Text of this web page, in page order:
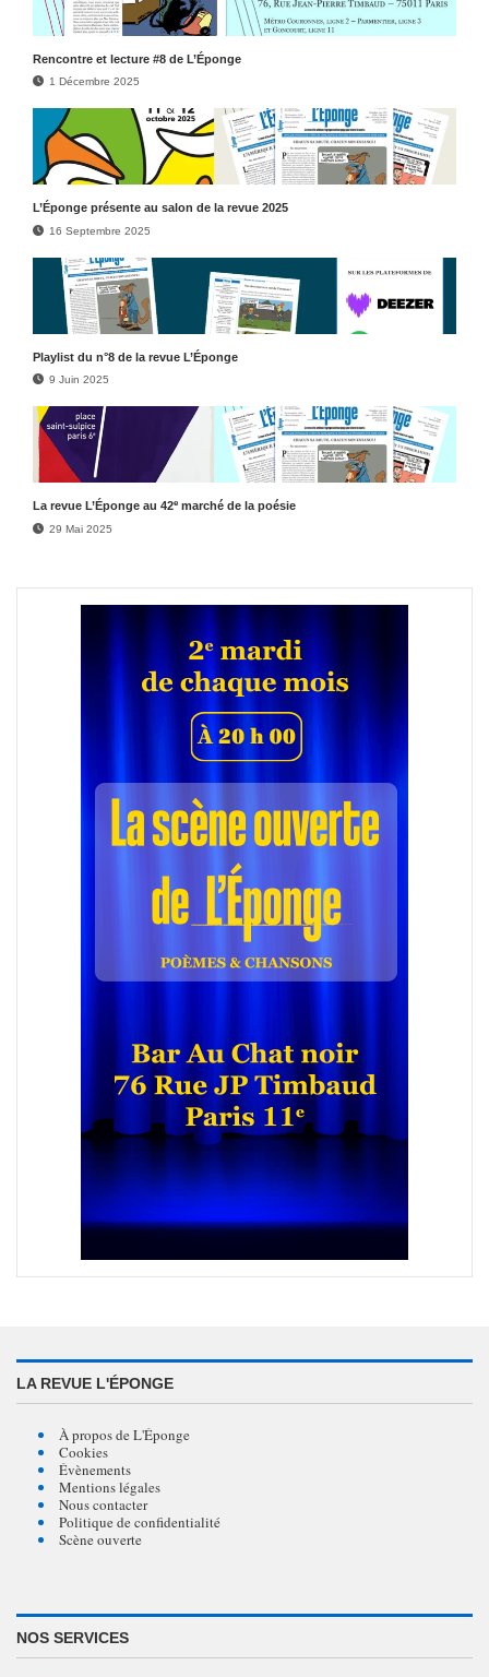
Rencontre et lecture #8 de L’Éponge
1 Décembre 2025
L’Éponge présente au salon de la revue 2025
16 Septembre 2025
Play­list du n°8 de la revue L’Éponge
9 Juin 2025
La revue L’Éponge au 42e marché de la poésie
29 Mai 2025
LA REVUE L'ÉPONGE
À propos de L'Éponge
Cookies
Évènements
Mentions légales
Nous contacter
Politique de confidentialité
Scène ouverte
NOS SERVICES